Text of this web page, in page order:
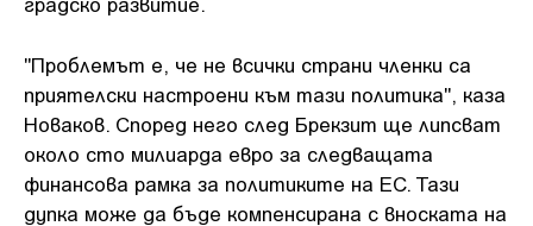
"Проблемът е, че не всички страни членки са
приятелски настроени към тази политика", каза
Новаков. Според него след Брекзит ще липсват
около сто милиарда евро за следващата
финансова рамка за политиките на ЕС. Тази
дупка може да бъде компенсирана с вноската на